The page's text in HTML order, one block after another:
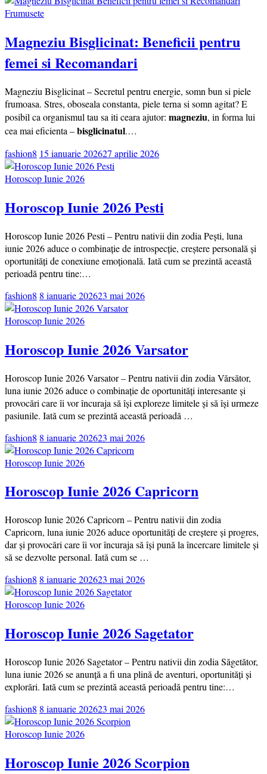
Frumusete
Magneziu Bisglicinat: Beneficii pentru
femei si Recomandari
Magneziu Bisglicinat – Secretul pentru energie, somn bun si piele
frumoasa. Stres, oboseala constanta, piele terna si somn agitat? E
posibil ca organismul tau sa iti ceara ajutor: magneziu, in forma lui
cea mai eficienta –bisglicinatul.…
fashion8 15 ianuarie 202627 aprilie 2026
Horoscop Iunie 2026
Horoscop Iunie 2026 Pesti
Horoscop Iunie 2026 Pesti – Pentru nativii din zodia Pești, luna
iunie 2026 aduce o combinație de introspecție, creștere personală și
oportunități de conexiune emoțională. Iată cum se prezintă această
perioadă pentru tine:…
fashion8 8 ianuarie 202623 mai 2026
Horoscop Iunie 2026
Horoscop Iunie 2026 Varsator
Horoscop Iunie 2026 Varsator – Pentru nativii din zodia Vărsător,
luna iunie 2026 aduce o combinație de oportunități interesante și
provocări care îi vor încuraja să își exploreze limitele și să își urmeze
pasiunile. Iată cum se prezintă această perioadă …
fashion8 8 ianuarie 202623 mai 2026
Horoscop Iunie 2026
Horoscop Iunie 2026 Capricorn
Horoscop Iunie 2026 Capricorn – Pentru nativii din zodia
Capricorn, luna iunie 2026 aduce oportunități de creștere și progres,
dar și provocări care îi vor încuraja să își pună la încercare limitele și
să se dezvolte personal. Iată cum se …
fashion8 8 ianuarie 202623 mai 2026
Horoscop Iunie 2026
Horoscop Iunie 2026 Sagetator
Horoscop Iunie 2026 Sagetator – Pentru nativii din zodia Săgetător,
luna iunie 2026 se anunță a fi una plină de aventuri, oportunități și
explorări. Iată cum se prezintă această perioadă pentru tine:…
fashion8 8 ianuarie 202623 mai 2026
Horoscop Iunie 2026
Horoscop Iunie 2026 Scorpion